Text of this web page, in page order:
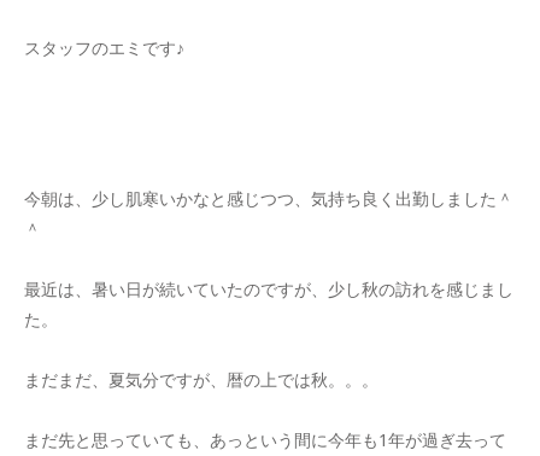
スタッフのエミです♪
今朝は、少し肌寒いかなと感じつつ、気持ち良く出勤しました＾
＾
最近は、暑い日が続いていたのですが、少し秋の訪れを感じまし
た。
まだまだ、夏気分ですが、暦の上では秋。。。
まだ先と思っていても、あっという間に今年も1年が過ぎ去って